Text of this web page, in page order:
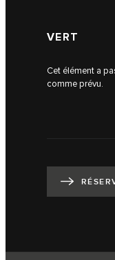
VERT
Cet élément a
comme prévu.